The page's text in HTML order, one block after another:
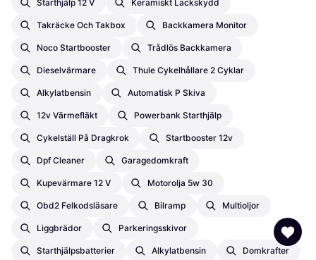
Starthjälp 12 V Keramiskt Lackskydd
Takräcke Och Takbox Backkamera Monitor
Noco Startbooster Trådlös Backkamera
Dieselvärmare Thule Cykelhållare 2 Cyklar
Alkylatbensin Automatisk P Skiva
12v Värmefläkt Powerbank Starthjälp
Cykelställ På Dragkrok Startbooster 12v
Dpf Cleaner Garagedomkraft
Kupevärmare 12 V Motorolja 5w 30
Obd2 Felkodsläsare Bilramp Multioljor
Liggbrädor Parkeringsskivor
Starthjälpsbatterier Alkylatbensin Domkrafter